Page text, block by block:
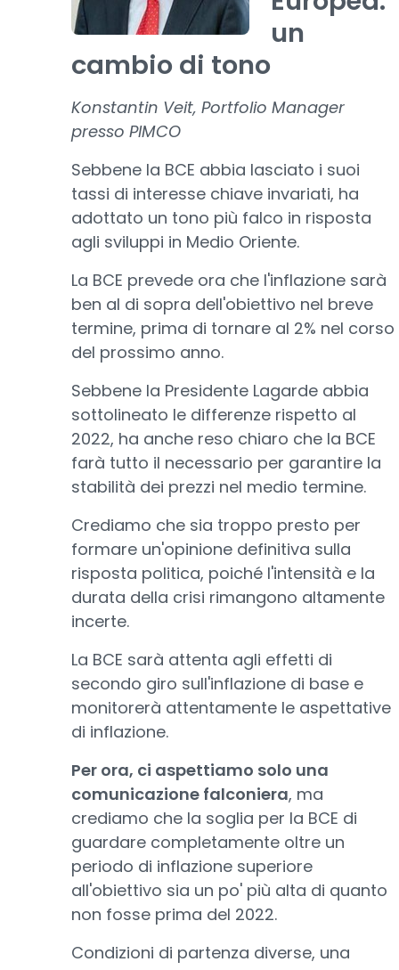
un
cambio di tono
Konstantin Veit, Portfolio Manager
presso PIMCO
Sebbene la BCE abbia lasciato i suoi
tassi di interesse chiave invariati, ha
adottato un tono più falco in risposta
agli sviluppi in Medio Oriente.
La BCE prevede ora che l'inflazione sarà
ben al di sopra dell'obiettivo nel breve
termine, prima di tornare al 2% nel corso
del prossimo anno.
Sebbene la Presidente Lagarde abbia
sottolineato le differenze rispetto al
2022, ha anche reso chiaro che la BCE
farà tutto il necessario per garantire la
stabilità dei prezzi nel medio termine.
Crediamo che sia troppo presto per
formare un'opinione definitiva sulla
risposta politica, poiché l'intensità e la
durata della crisi rimangono altamente
incerte.
La BCE sarà attenta agli effetti di
secondo giro sull'inflazione di base e
monitorerà attentamente le aspettative
di inflazione.
Per ora, ci aspettiamo solo una
comunicazione falconiera, ma
crediamo che la soglia per la BCE di
guardare completamente oltre un
periodo di inflazione superiore
all'obiettivo sia un po' più alta di quanto
non fosse prima del 2022.
Condizioni di partenza diverse, una